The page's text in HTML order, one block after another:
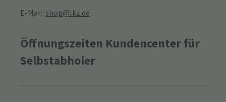
E-Mail: shop@lkz.de
Öffnungszeiten Kundencenter für
Selbstabholer